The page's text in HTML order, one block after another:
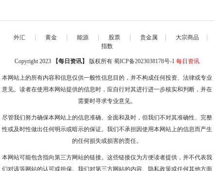
外汇 | 黄金 | 能源 | 股票 | 贵金属 | 大宗商品 |
指数
Copyright 2023 【每日资讯】 版权所有 蜀ICP备2023038178号-1 每日资讯
本网站上的所有内容和信息仅供一般性信息目的，并不构成任何投资、法律或专业
意见。读者在使用本网站提供的信息时，应自行对其进行进一步核实和判断，并在
需要时寻求专业意见。
尽管我们努力确保本网站上的信息准确、全面和及时，但我们不对其准确性、完整
性或及时性做出任何明示或暗示的保证。我们不承担因使用本网站上的信息而产生
的任何损失或损害的责任。
本网站可能包含指向第三方网站的链接。这些链接仅为方便读者提供，并不代表我
们对该等网站的认可或担保。我们对第三方网站的内容、隐私政策或任何其他方面